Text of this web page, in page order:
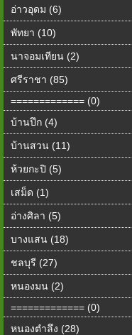
อ่าวอุดม (6)
พัทยา (10)
นาจอมเทียน (2)
ศรีราชา (85)
============= (0)
บ้านปึก (4)
บ้านสวน (11)
ห้วยกะปิ (5)
เสม็ด (1)
อ่างศิลา (5)
บางแสน (18)
ชลบุรี (27)
หนองมน (2)
============= (0)
หนองตำลึง (28)